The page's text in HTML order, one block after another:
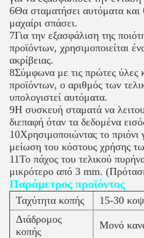
6Θα σταματήσει αυτόματα και
μαχαίρι σπάσει.
7Για την εξασφάλιση της
προϊόντων, χρησιμοποιείται
ακρίβειας.
8Σύμφωνα με τις πρώτες ύλες
προϊόντων, ο αριθμός των
υπολογιστεί αυτόματα.
9Η συσκευή σταματά να
διεπαφή όταν τα δεδομένα
10Χρησιμοποιώντας το πριόνι
μείωση του κόστους χρήσης
11Το πάχος του τελικού
μικρότερο από 3 mm.
Παράμετρος προϊόντος
Ταχύτητα κοπής
15-30
Διάδρομος
κοπής
Μονό